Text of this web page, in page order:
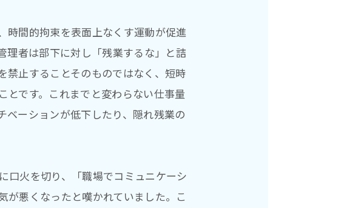
時間的拘束を表面上なくす運動が促進
理者は部下に対し「残業するな」と詰
禁止することそのものではなく、短時
とです。これまでと変わらない仕事量
ベーションが低下したり、隠れ残業の
口火を切り、「職場でコミュニケーシ
が悪くなったと嘆かれていました。こ